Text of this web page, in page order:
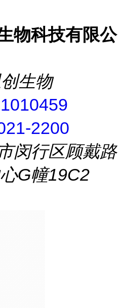
物科技有限公
生物
2200
闵行区顾戴路
G幢19C2